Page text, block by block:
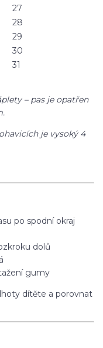
27
28
29
30
31
– pas je opatřen
je vysoký 4
po spodní okraj
dolů
gumy
dítěte a porovnat